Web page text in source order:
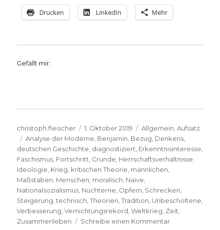
Drucken LinkedIn Mehr
Gefällt mir:
Autor
christoph.fleischer
Veröffentlicht
am
1. Oktober 2019 Kategorien
Allgemein ,Aufsatz
Schlagwörter
Analyse der Moderne Benjamin Bezug Denkens
deutschen Geschichte diagnostiziert Erkenntnisinteresse
Faschismus Fortschritt Grunde Herrschaftsverhältnisse
Ideologie Krieg kritischen Theorie männlichen
Maßstäben Menschen moralisch Naive
Nationalsozialismus Nüchterne Opfern Schrecken
Steigerung ,technisch ,Theorien ,Tradition Unbescholtene
Verbesserung ,Vernichtungsrekord ,Weltkrieg Zeit
Zusammenleben
Schreibe einen Kommentarzu